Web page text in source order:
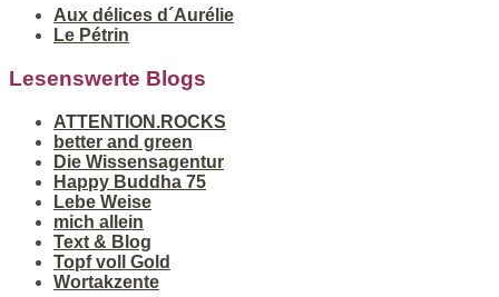
Aux délices d´Aurélie
Le Pétrin
Lesenswerte Blogs
ATTENTION.ROCKS
better and green
Die Wissensagentur
Happy Buddha 75
Lebe Weise
mich allein
Text & Blog
Topf voll Gold
Wortakzente